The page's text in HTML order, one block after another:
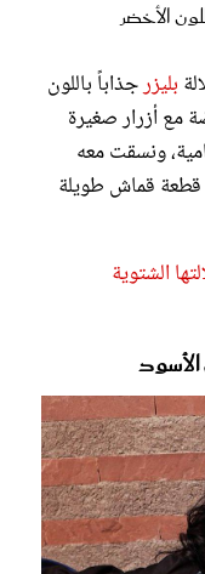
الأخضر
بليزرجذاباً باللون
مع أزرار صغيرة
ونسقت معه
قطعة قماش طويلة
الشتوية